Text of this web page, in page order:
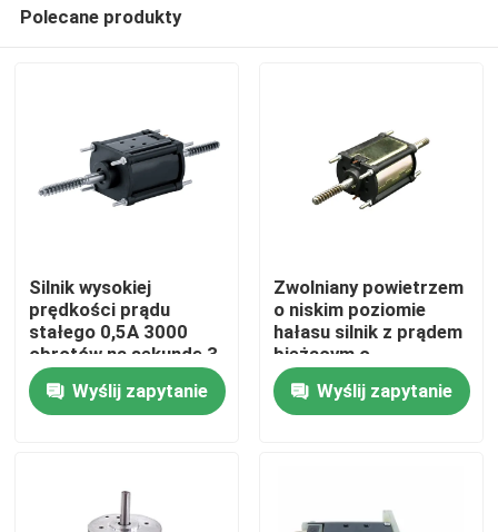
Dom
Produkty
Polecane produkty
Silnik wysokiej
prędkości prądu
stałego 0,5A 3000
obrotów na sekundę 3
mm średnicy wału dla
rynku B2BWyślij zapytanie
Zwolniany powietrzem
o niskim poziomie
hałasu silnik z prądem
bieżącym o
szczotkowanej
prędkości prądu z
silnikiem z
Wyślij zapytanie